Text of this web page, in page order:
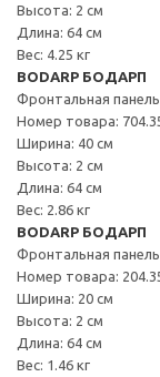
Высота: 2 см
Длина: 64 см
Вес: 4.25 кг
BODARP БОДАРП
Фронтальная
Номер товара:
Ширина: 40 см
Высота: 2 см
Длина: 64 см
Вес: 2.86 кг
BODARP БОДАРП
Фронтальная
Номер товара:
Ширина: 20 см
Высота: 2 см
Длина: 64 см
Вес: 1.46 кг